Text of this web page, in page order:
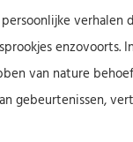
verhalen
enzovoorts.
van nature
gebeurtenissen,